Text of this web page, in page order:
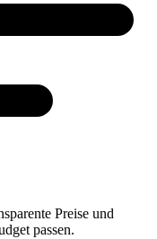
Preise und
passen.